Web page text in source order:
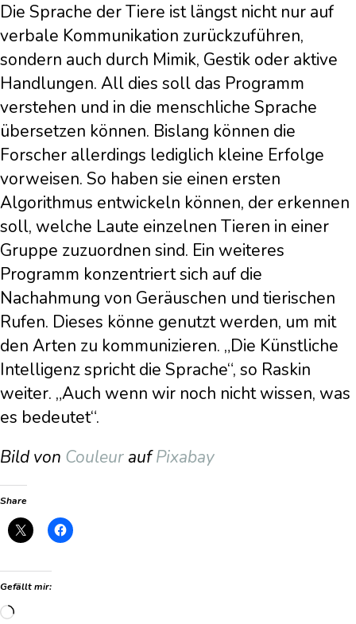
Die Sprache der Tiere ist längst nicht nur auf
verbale Kommunikation zurückzuführen,
sondern auch durch Mimik, Gestik oder aktive
Handlungen. All dies soll das Programm
verstehen und in die menschliche Sprache
übersetzen können. Bislang können die
Forscher allerdings lediglich kleine Erfolge
vorweisen. So haben sie einen ersten
Algorithmus entwickeln können, der erkennen
soll, welche Laute einzelnen Tieren in einer
Gruppe zuzuordnen sind. Ein weiteres
Programm konzentriert sich auf die
Nachahmung von Geräuschen und tierischen
Rufen. Dieses könne genutzt werden, um mit
den Arten zu kommunizieren. „Die Künstliche
Intelligenz spricht die Sprache“, so Raskin
weiter. „Auch wenn wir noch nicht wissen, was
es bedeutet“.
Bild von Couleur aufPixabay
Share
Gefällt mir:
Wird